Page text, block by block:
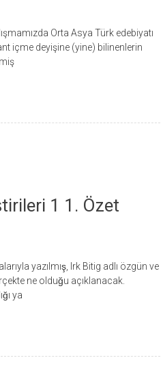
Orta Asya Türk edebiyatı
içme deyişine (yine) bilinenlerin
1 1. Özet
yazılmış, Irk Bitig adlı özgün ve
ne olduğu açıklanacak.
ya